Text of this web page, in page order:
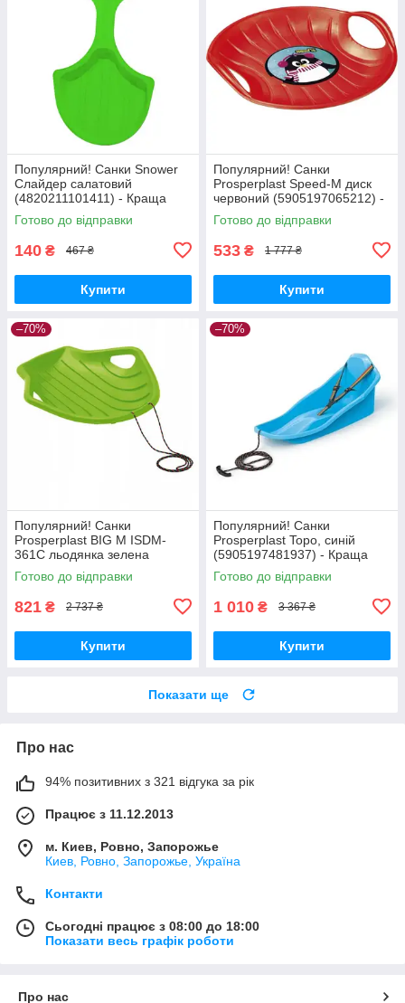
Популярний! Санки Snower
Слайдер салатовий
(4820211101411) - Краща
якість тільки на
Nukleon.com.ua
Готово до відправки
140 ₴ 467 ₴
Купити
Популярний! Санки
Prosperplast Speed-M диск
червоний (5905197065212) -
Краща якість тільки на
Nukleon.com.ua
Готово до відправки
533 ₴ 1 777 ₴
Купити
–70%
Популярний! Санки
Prosperplast BIG M ISDM-
361C льодянка зелена
(5905197069081) - Краща
якість тільки на
Готово до відправки
821 ₴ 2 737 ₴
Купити
–70%
Популярний! Санки
Prosperplast Topo, синій
(5905197481937) - Краща
якість тільки на
Nukleon.com.ua
Готово до відправки
1 010 ₴ 3 367 ₴
Купити
Показати ще
Про нас
94% позитивних з 321 відгука за рік
Працює з 11.12.2013
м. Киев, Ровно, Запорожье
Киев, Ровно, Запорожье, Україна
Контакти
Сьогодні працює з 08:00 до 18:00
Показати весь графік роботи
Про нас